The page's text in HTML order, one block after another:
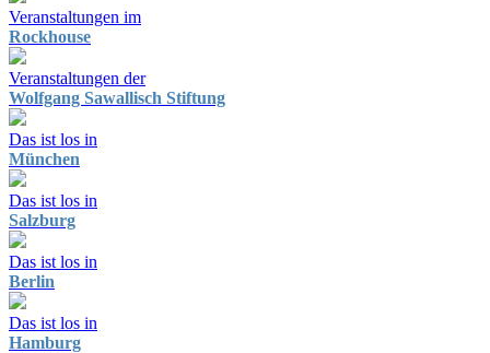
Veranstaltungen im
Rockhouse
Veranstaltungen der
Wolfgang Sawallisch Stiftung
Das ist los in
München
Das ist los in
Salzburg
Das ist los in
Berlin
Das ist los in
Hamburg